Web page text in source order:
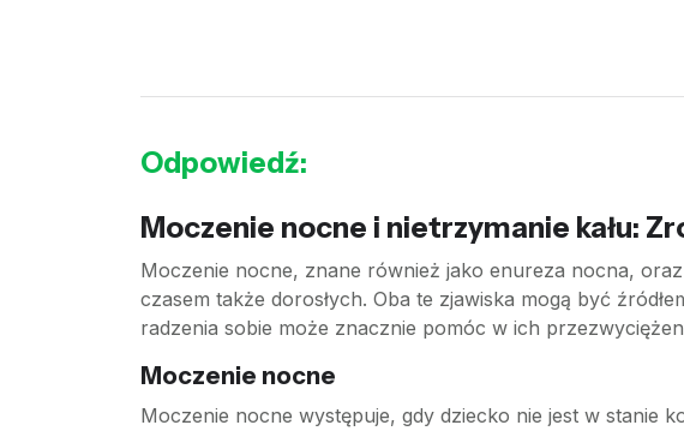
Odpowiedź:
Moczenie nocne i nietrzymanie kału:
Moczenie nocne, znane również jako enureza nocna,
czasem także dorosłych. Oba te zjawiska mogą być
radzenia sobie może znacznie pomóc w ich
Moczenie nocne
Moczenie nocne występuje, gdy dziecko nie jest w stanie